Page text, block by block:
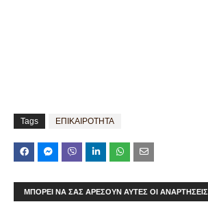
Tags ΕΠΙΚΑΙΡΟΤΗΤΑ
ΜΠΟΡΕΊ ΝΑ ΣΑΣ ΑΡΈΣΟΥΝ ΑΥΤΈΣ ΟΙ ΑΝΑΡΤΉΣΕΙΣ